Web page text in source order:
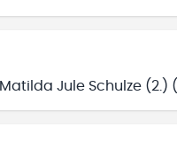
Jule Schulze (2.)